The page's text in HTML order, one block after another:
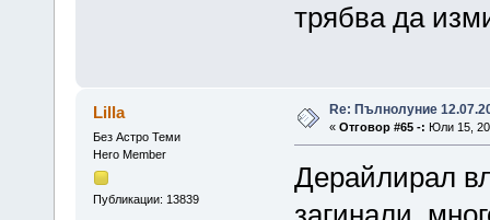
трябва да
Lilla
Без Астро Теми
Hero Member
Публикации: 13839
Re: Пълнолуние
« Отговор #65 -: Юли 15,
Дерайлирал